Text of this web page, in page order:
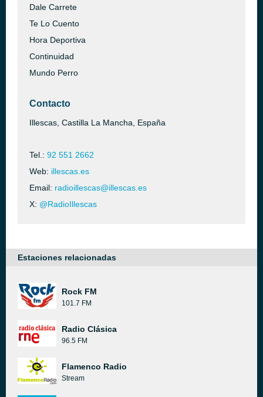
Dale Carrete
Te Lo Cuento
Hora Deportiva
Continuidad
Mundo Perro
Contacto
Illescas, Castilla La Mancha, España
Tel.: 92 551 2662
Web: illescas.es
Email: radioillescas@illescas.es
X: @RadioIllescas
Estaciones relacionadas
Rock FM
101.7 FM
Radio Clásica
96.5 FM
Flamenco Radio
Stream